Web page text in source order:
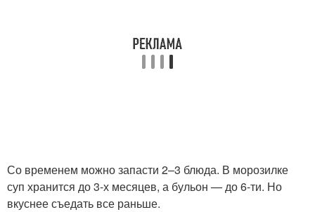
Со временем можно запасти 2–3 блюда. В морозилке
суп хранится до 3-х месяцев, а бульон — до 6-ти. Но
вкуснее съедать все раньше.